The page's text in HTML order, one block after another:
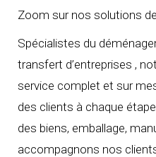
Zoom sur nos solutions
Spécialistes du
transfert d’entreprises ,
service complet et sur
des clients à chaque
des biens, emballage,
accompagnons nos